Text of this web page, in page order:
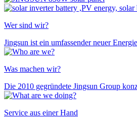
Wer sind wir?
Jingsun ist ein umfassender neuer
Was machen wir?
Die 2010 gegründete Jingsun Group
Service aus einer Hand